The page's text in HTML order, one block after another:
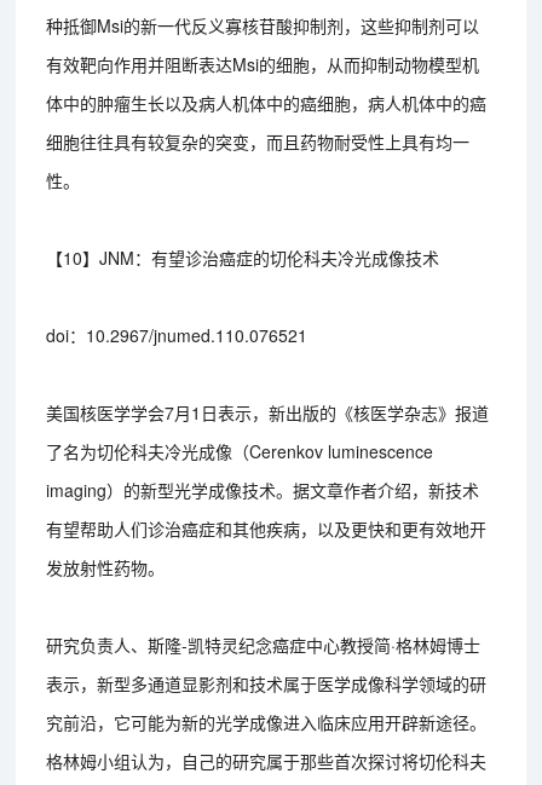
种抵御Msi的新一代反义寡核苷酸抑制剂，这些抑制剂可以
有效靶向作用并阻断表达Msi的细胞，从而抑制动物模型机
体中的肿瘤生长以及病人机体中的癌细胞，病人机体中的癌
细胞往往具有较复杂的突变，而且药物耐受性上具有均一
性。
【10】JNM：有望诊治癌症的切伦科夫冷光成像技术
doi：10.2967/jnumed.110.076521
美国核医学学会7月1日表示，新出版的《核医学杂志》报道
了名为切伦科夫冷光成像（Cerenkov luminescence
imaging）的新型光学成像技术。据文章作者介绍，新技术
有望帮助人们诊治癌症和其他疾病，以及更快和更有效地开
发放射性药物。
研究负责人、斯隆-凯特灵纪念癌症中心教授简·格林姆博士
表示，新型多通道显影剂和技术属于医学成像科学领域的研
究前沿，它可能为新的光学成像进入临床应用开辟新途径。
格林姆小组认为，自己的研究属于那些首次探讨将切伦科夫